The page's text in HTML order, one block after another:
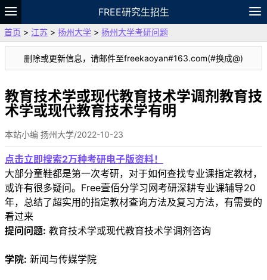
FREE研究生招生
题库
故事 专题 APP 笔记
VIP
资料
首页 > 江苏 > 扬州大学 > 扬州大学考研问题
删除或更新信息，请邮件至freekaoyan#163.com(#换成@)
教育技术学或现代教育技术学调剂教育技
术学或现代教育技术学有明
本站小编 扬州大学/2022-10-23
点击立即搜索2万种考研电子版资料！
大部分童鞋都是第一次考研，对于如何查找专业课指定教材，
或许有很多疑问。Free壹佰分学习网考研深耕专业课辅导20
年，总结了超实用的指定教材查询方法及复习方法，有需要的
看过来
提问问题: 教育技术学或现代教育技术学调剂咨询
学院: 新闻与传媒学院